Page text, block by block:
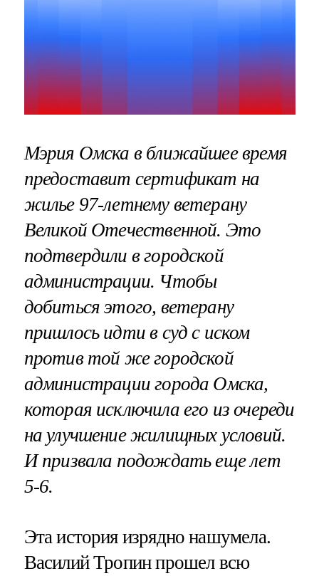
Мэрия Омска в ближайшее время
предоставит сертификат на
жилье 97-летнему ветерану
Великой Отечественной. Это
подтвердили в городской
администрации. Чтобы
добиться этого, ветерану
пришлось идти в суд с иском
против той же городской
администрации города Омска,
которая исключила его из очереди
на улучшение жилищных условий.
И призвала подождать еще лет
5-6.
Эта история изрядно нашумела.
Василий Тропин прошел всю